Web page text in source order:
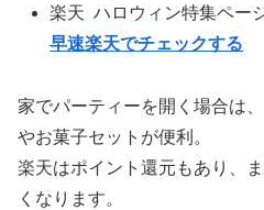
楽天 ハロウィン特集ペー
早速楽天でチェックする
家でパーティーを開く場合は
やお菓子セットが便利。
楽天はポイント還元もあり、
くなります。